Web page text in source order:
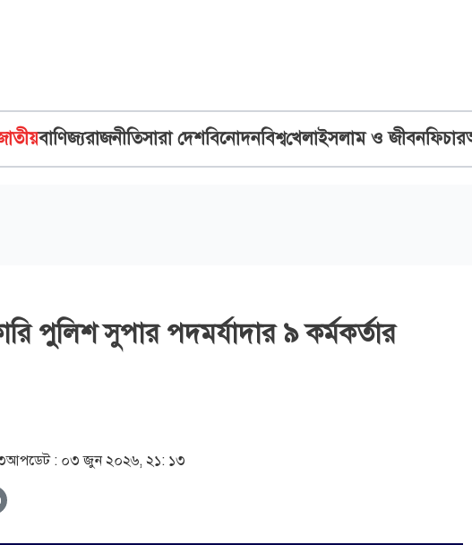
বাণিজ্যরাজনীতিসারা দেশবিনোদনবিশ্বখেলাইসলাম ও জীবনফিচার
পুলিশ সুপার পদমর্যাদার ৯ কর্মকর্তার
আপডেট : ০৩ জুন ২০২৬, ২১: ১৩